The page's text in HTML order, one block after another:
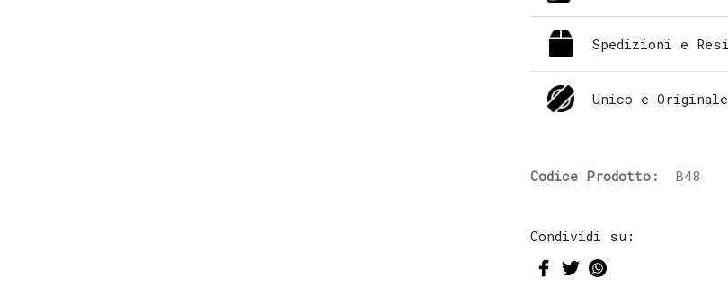
Spedizioni e Resi
Unico e Originale
Codice Prodotto: B48
Condividi su: